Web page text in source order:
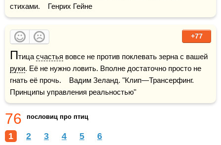
стихами.    Генрих Гейне
+77
Птица счастья
руки. Её не нужно ловить. Вполне достаточно просто не
гнать её прочь.    Вадим Зеланд. "Клип—Трансерфинг.
Принципы управления реальностью"
76 пословиц про птиц
1 2 3 4 5 6